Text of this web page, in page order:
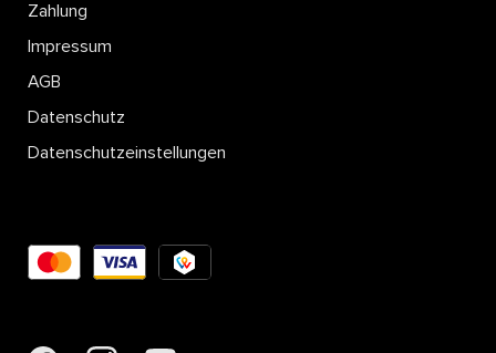
Zahlung
Impressum
AGB
Datenschutz
Datenschutzeinstellungen